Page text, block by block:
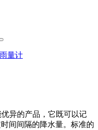
量计
异的产品，它既可以记
间间隔的降水量。标准的